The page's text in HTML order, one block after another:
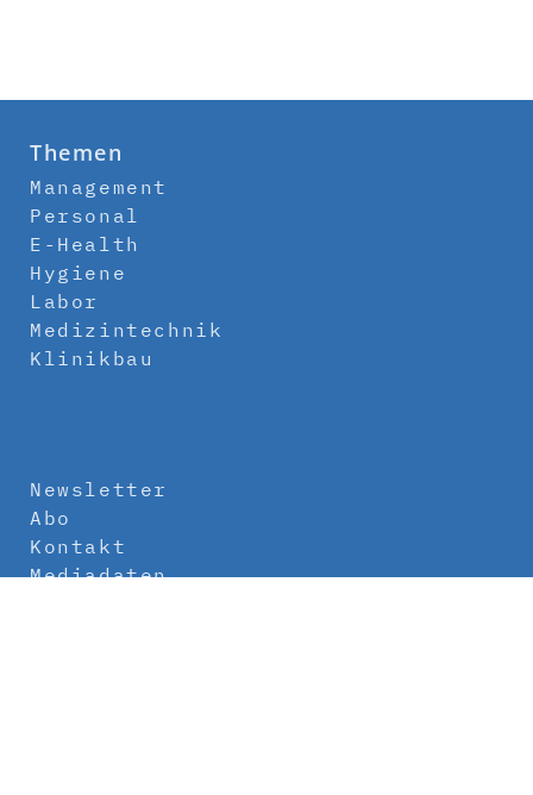
Themen
Management
Personal
E-Health
Hygiene
Labor
Medizintechnik
Klinikbau
Newsletter
Abo
Kontakt
Mediadaten